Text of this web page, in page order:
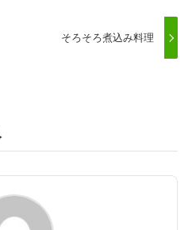
そろそろ煮込み料理